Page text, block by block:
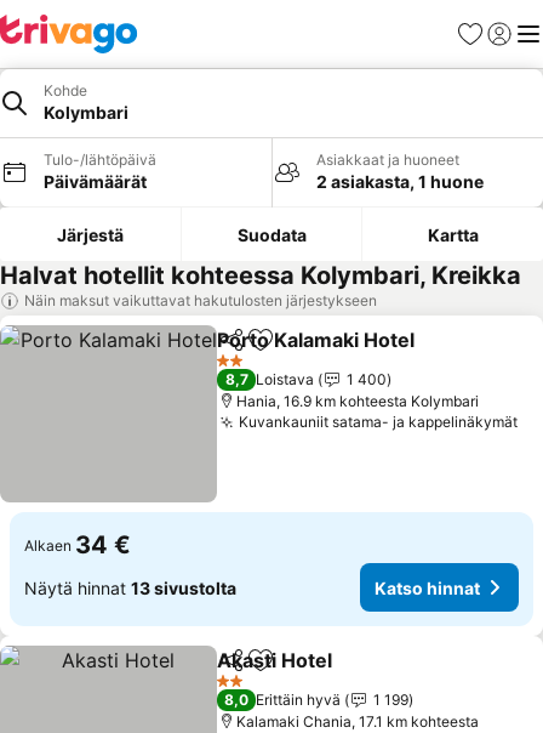
Suosikit
Kohde
Kolymbari
Tulo-/lähtöpäivä
Päivämäärät
Asiakkaat ja huoneet
2 asiakasta, 1 huone
Järjestä Suodata Kartta
Halvat hotellit kohteessa Kolymbari, Kreikka
Näin maksut vaikuttavat hakutulosten järjestykseen
Jaa Lisää suosikkeihin
Porto Kalamaki Hotel
2 Tähtiluokitus
8,7 Loistava
1 400
Hania, 16.9 km kohteesta Kolymbari
Kuvankauniit satama- ja kappelinäkymät
Alkaen 34 €
Näytä hinnat 13 sivustolta Katso hinnat
Jaa Lisää suosikkeihin
Akasti Hotel
2 Tähtiluokitus
8,0 Erittäin hyvä
1 199
Kalamaki Chania, 17.1 km kohteesta